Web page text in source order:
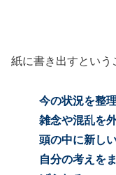
紙に書き出すという
今の状況を整理
雑念や混乱を
頭の中に新し
自分の考えを